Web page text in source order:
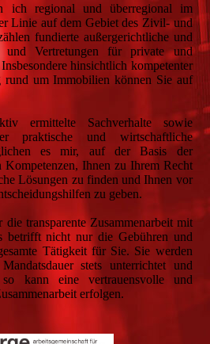
ich regional und überregional im
Linie auf dem Gebiet des Zivil- und
fundierte außergerichtliche und
und Vertretungen für private und
hinsichtlich kompetenter
rund um Immobilien können Sie auf
ermittelte Sachverhalte sowie
praktische und wirtschaftliche
es mir, auf der Basis der
Kompetenzen, Ihnen zu Ihrem Recht
Lösungen zu finden und Ihnen vor
zu geben.
transparente Zusammenarbeit mit
betrifft nicht nur die Gebühren und
Tätigkeit für Sie. Sie werden
stets unterrichtet und
kann eine vertrauensvolle und
erfolgen.